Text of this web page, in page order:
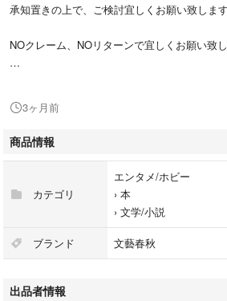
承知置きの上で、ご検討宜しくお願い致します
NOクレーム、NOリターンで宜しくお願い致し
#本
#文学/小説
#BOOK
3ヶ月前
商品情報
カテゴリ
エンタメ/ホビー
› 本
› 文学/小説
ブランド 文藝春秋
出品者情報